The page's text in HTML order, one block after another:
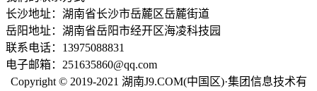
长沙地址：湖南省长沙市岳麓区岳麓街道
岳阳地址：湖南省岳阳市经开区海凌科技园
联系电话：13975088831
电子邮箱：251635860@qq.com
Copyright © 2019-2021 湖南J9.COM(中国区)·集团信息技术有